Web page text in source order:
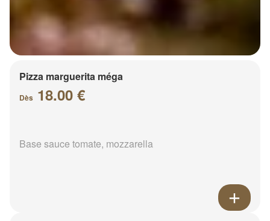
Pizza marguerita méga
Dès 18.00 €
Base sauce tomate, mozzarella